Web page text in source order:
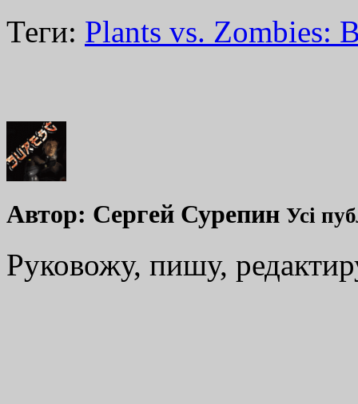
Теги: Plants vs. Zombies:
Автор: Сергей Сурепин Усі
Руковожу, пишу,